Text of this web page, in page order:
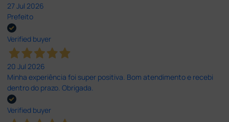
27 Jul 2026
Prefeito
Verified buyer
20 Jul 2026
Minha experiência foi super positiva. Bom atendimento e recebi
dentro do prazo. Obrigada.
Verified buyer